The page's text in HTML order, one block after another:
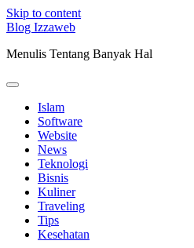
Skip to content
Blog Izzaweb
Menulis Tentang Banyak Hal
Islam
Software
Website
News
Teknologi
Bisnis
Kuliner
Traveling
Tips
Kesehatan